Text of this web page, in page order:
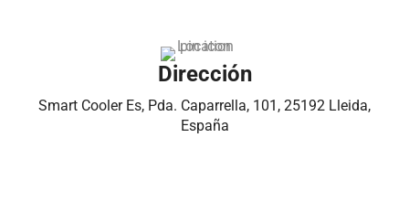
Dirección
Smart Cooler Es, Pda. Caparrella, 101, 25192 Lleida,
España